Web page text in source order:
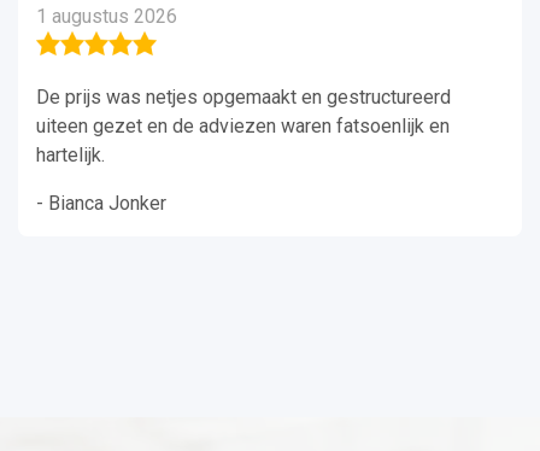
1 augustus 2026
De prijs was netjes opgemaakt en gestructureerd
uiteen gezet en de adviezen waren fatsoenlijk en
hartelijk.
- Bianca Jonker